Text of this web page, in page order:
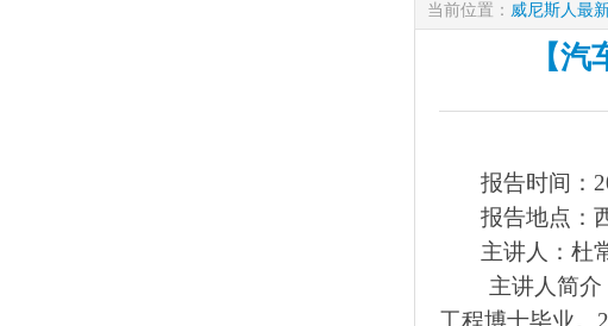
当前位置： 威尼斯人最
【
报告时间：
报告地点：
主讲人：杜
主讲人简介
工程博士毕业。